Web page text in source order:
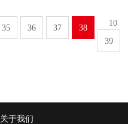
10
35 36 37
38
39
关于我们